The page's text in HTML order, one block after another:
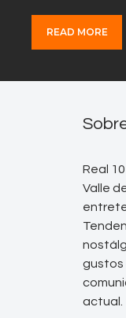
READ MORE
Real
Valle
gustos
actual.